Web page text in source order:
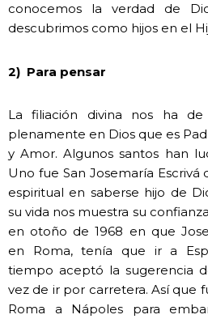
conocemos la verdad de
descubrimos como hijos en el
2) Para pensar
La filiación divina nos ha
plenamente en Dios que es
y Amor. Algunos santos han
Uno fue San Josemaría Escrivá
espiritual en saberse hijo de
su vida nos muestra su
en otoño de 1968 en que
en Roma, tenía que ir a
tiempo aceptó la sugerencia
vez de ir por carretera. Así que
Roma a Nápoles para